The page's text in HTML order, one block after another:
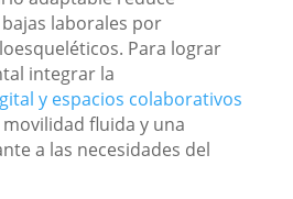
laborales por
Para lograr
integrar la
y espacios colaborativos
fluida y una
a las necesidades del